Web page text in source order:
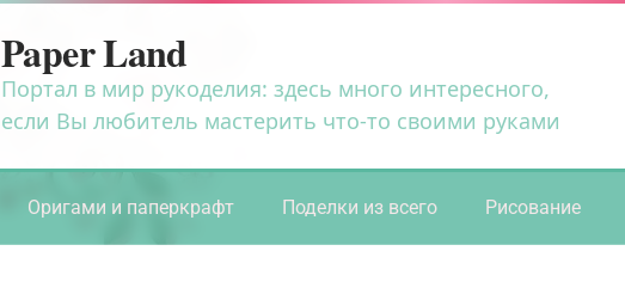
Paper Land
Портал в мир рукоделия: здесь много интересного,
если Вы любитель мастерить что-то своими руками
Оригами и паперкрафт Поделки из всего Рисование